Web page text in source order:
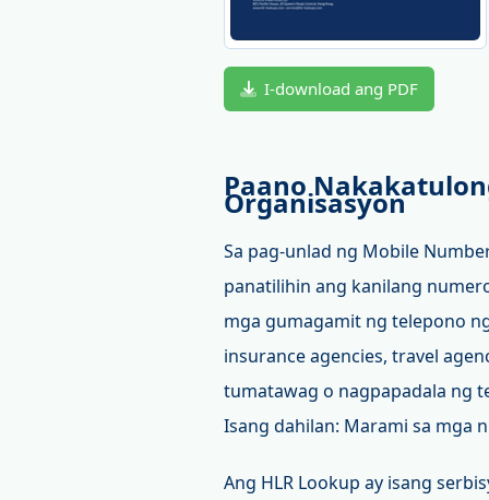
I-download ang PDF
Paano
Organisasyon
Sa pag-unlad ng Mobile
panatilihin ang kanilang
mga gumagamit ng telepono
insurance agencies, travel
tumatawag o nagpapadala ng
Isang dahilan: Marami sa mga
Ang HLR Lookup ay isang